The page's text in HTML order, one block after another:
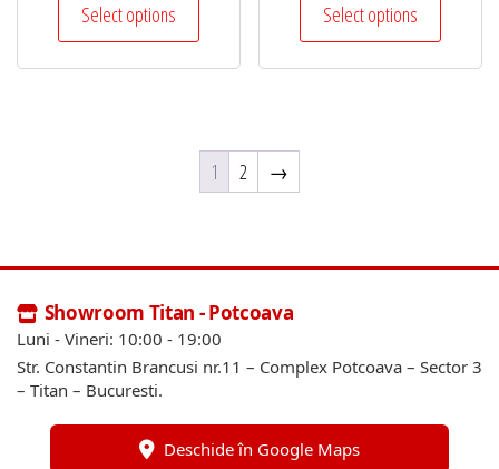
Select options Select options
1 2 →
Showroom Titan - Potcoava
Luni - Vineri: 10:00 - 19:00
Str. Constantin Brancusi nr.11 – Complex Potcoava – Sector 3
– Titan – Bucuresti.
Deschide în Google Maps